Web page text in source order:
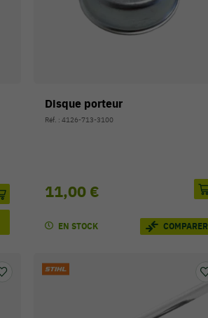
Disque porteur
Réf. : 4126-713-3100
11,00 €
EN STOCK COMPARER